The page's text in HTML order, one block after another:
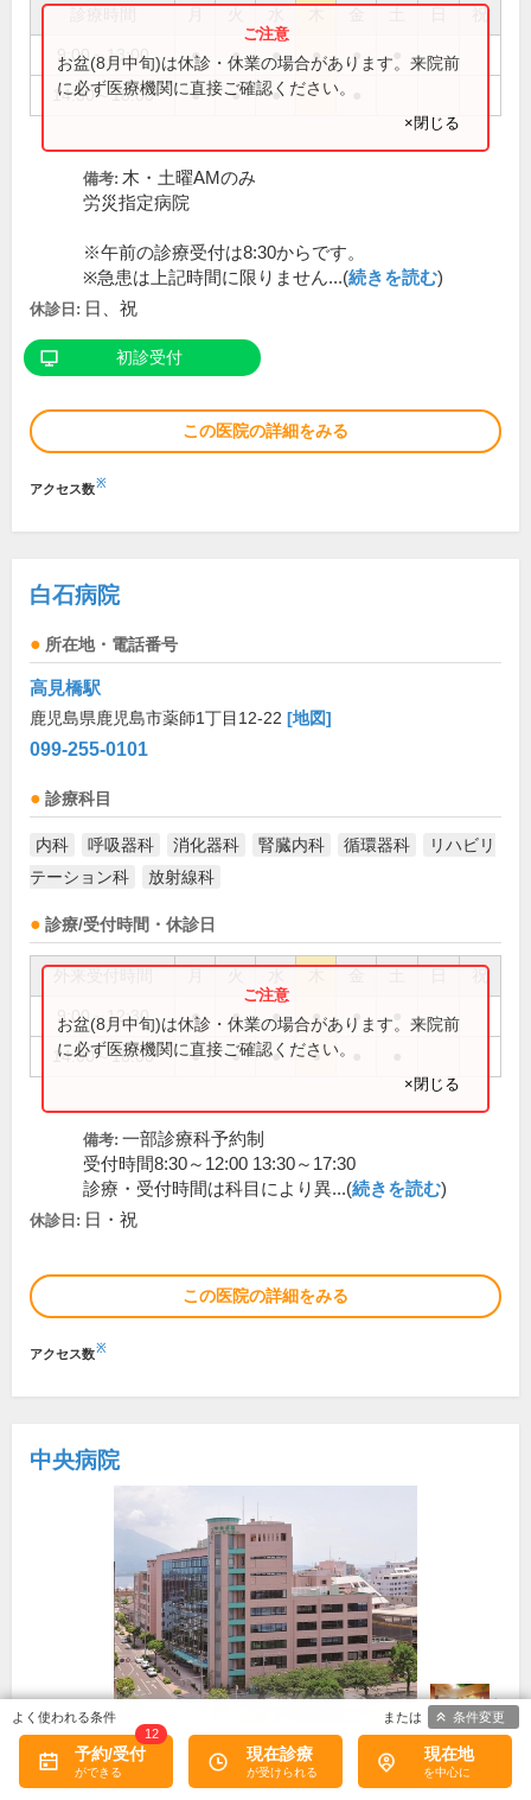
祝
9:00～13:00 ● ● ● ● ●
14:30～18:00 ● ● ●
お盆(8月中旬)は休診・休業の場合があります。来院前
に必ず医療機関に直接ご確認ください。
×閉じる
備考: 木・土曜AMのみ
労災指定病院
※午前の診療受付は8:30からです。
※急患は上記時間に限りません...(続きを読む)
休診日: 日、祝
初診受付
この医院の詳細をみる
アクセス数※
白石病院
所在地・電話番号
高見橋駅
鹿児島県鹿児島市薬師1丁目12-22 [地図]
099-255-0101
診療科目
内科 呼吸器科 消化器科 腎臓内科 循環器科
リハビリ
テーション科
放射線科
診療/受付時間・休診日
祝
9:00～12:30 ● ● ● ● ●
14:00～18:00 ● ● ● ●
お盆(8月中旬)は休診・休業の場合があります。来院前
に必ず医療機関に直接ご確認ください。
×閉じる
備考: 一部診療科予約制
受付時間8:30～12:00 13:30～17:30
診療・受付時間は科目により異...(続きを読む)
休診日: 日・祝
この医院の詳細をみる
アクセス数※
中央病院
所在地・電話番号
朝日通駅
予約/受付
12
現在診療 現在地
条件変更